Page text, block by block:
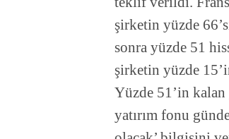
şirketin yüzde
sonra yüzde 51
şirketin yüzde
Yüzde 51’in
yatırım fonu